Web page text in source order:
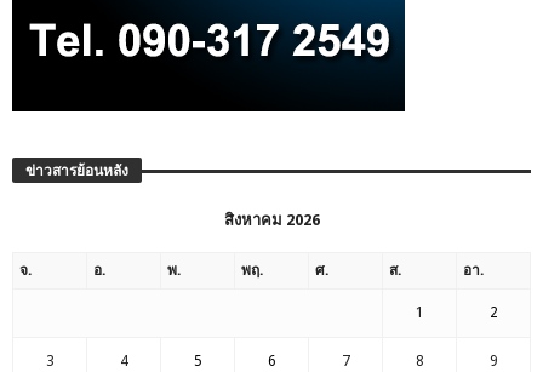
ข่าวสารย้อนหลัง
สิงหาคม 2026
จ. อ. พ. พฤ. ศ. ส. อา.
1 2
3 4 5 6 7 8 9